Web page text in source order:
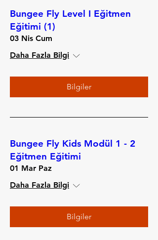
Bungee Fly Level I Eğitmen
Eğitimi (1)
03 Nis Cum
Daha Fazla Bilgi
Bilgiler
Bungee Fly Kids Modül 1 - 2
Eğitmen Eğitimi
01 Mar Paz
Daha Fazla Bilgi
Bilgiler